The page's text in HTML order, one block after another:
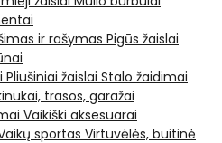
ir rašymas Pigūs žaislai
Pliušiniai žaislai Stalo žaidimai
trasos, garažai
Vaikiški aksesuarai
sportas Virtuvėlės, buitinė